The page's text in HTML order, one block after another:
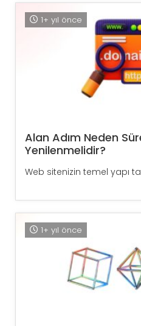
1+ yıl önce
Alan Adım Neden
Yenilenmelidir?
Web sitenizin temel yapı
1+ yıl önce